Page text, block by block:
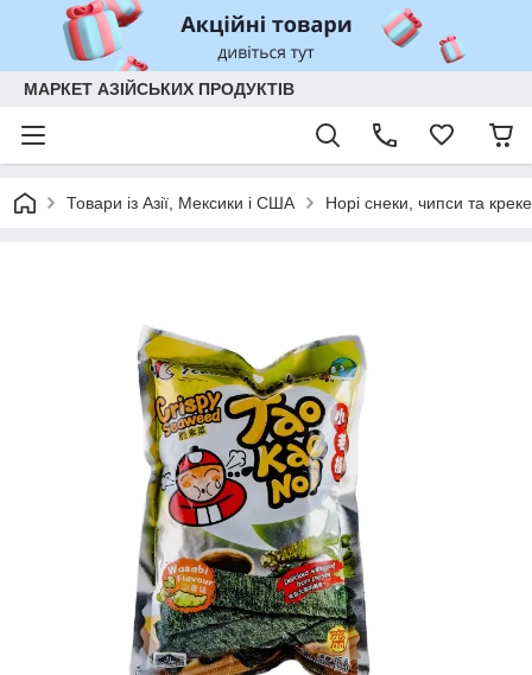
МАРКЕТ АЗІЙСЬКИХ ПРОДУКТІВ
Товари із Азії, Мексики і США Норі снеки, чипси та